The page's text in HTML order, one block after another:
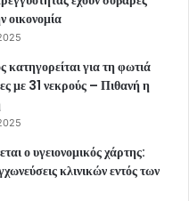
οικονομία
για τη φωτιά
με 31 νεκρούς – Πιθανή η
ο υγειονομικός χάρτης:
κλινικών εντός των